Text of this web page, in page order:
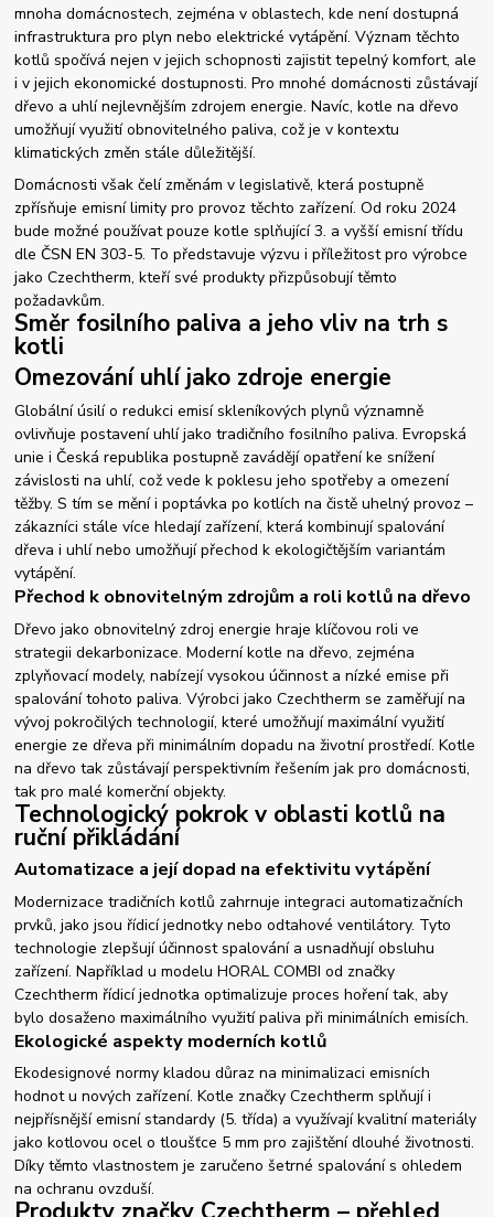
mnoha domácnostech, zejména v oblastech, kde není dostupná
infrastruktura pro plyn nebo elektrické vytápění. Význam těchto
kotlů spočívá nejen v jejich schopnosti zajistit tepelný komfort, ale
i v jejich ekonomické dostupnosti. Pro mnohé domácnosti zůstávají
dřevo a uhlí nejlevnějším zdrojem energie. Navíc, kotle na dřevo
umožňují využití obnovitelného paliva, což je v kontextu
klimatických změn stále důležitější.
Domácnosti však čelí změnám v legislativě, která postupně
zpřísňuje emisní limity pro provoz těchto zařízení. Od roku 2024
bude možné používat pouze kotle splňující 3. a vyšší emisní třídu
dle ČSN EN 303-5. To představuje výzvu i příležitost pro výrobce
jako Czechtherm, kteří své produkty přizpůsobují těmto
požadavkům.
Směr fosilního paliva a jeho vliv na trh s
kotli
Omezování uhlí jako zdroje energie
Globální úsilí o redukci emisí skleníkových plynů významně
ovlivňuje postavení uhlí jako tradičního fosilního paliva. Evropská
unie i Česká republika postupně zavádějí opatření ke snížení
závislosti na uhlí, což vede k poklesu jeho spotřeby a omezení
těžby. S tím se mění i poptávka po kotlích na čistě uhelný provoz –
zákazníci stále více hledají zařízení, která kombinují spalování
dřeva i uhlí nebo umožňují přechod k ekologičtějším variantám
vytápění.
Přechod k obnovitelným zdrojům a roli kotlů na dřevo
Dřevo jako obnovitelný zdroj energie hraje klíčovou roli ve
strategii dekarbonizace. Moderní kotle na dřevo, zejména
zplyňovací modely, nabízejí vysokou účinnost a nízké emise při
spalování tohoto paliva. Výrobci jako Czechtherm se zaměřují na
vývoj pokročilých technologií, které umožňují maximální využití
energie ze dřeva při minimálním dopadu na životní prostředí. Kotle
na dřevo tak zůstávají perspektivním řešením jak pro domácnosti,
tak pro malé komerční objekty.
Technologický pokrok v oblasti kotlů na
ruční přikládání
Automatizace a její dopad na efektivitu vytápění
Modernizace tradičních kotlů zahrnuje integraci automatizačních
prvků, jako jsou řídicí jednotky nebo odtahové ventilátory. Tyto
technologie zlepšují účinnost spalování a usnadňují obsluhu
zařízení. Například u modelu HORAL COMBI od značky
Czechtherm řídicí jednotka optimalizuje proces hoření tak, aby
bylo dosaženo maximálního využití paliva při minimálních emisích.
Ekologické aspekty moderních kotlů
Ekodesignové normy kladou důraz na minimalizaci emisních
hodnot u nových zařízení. Kotle značky Czechtherm splňují i
nejpřísnější emisní standardy (5. třída) a využívají kvalitní materiály
jako kotlovou ocel o tloušťce 5 mm pro zajištění dlouhé životnosti.
Díky těmto vlastnostem je zaručeno šetrné spalování s ohledem
na ochranu ovzduší.